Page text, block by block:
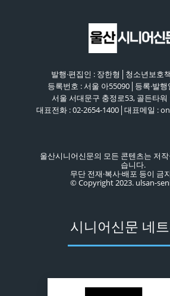
발행·편집인 : 장한형│청소년보호
등록번호 : 서울 아55090│등록·발행
서울 서대문구 충정로53, 골든타워
대표전화 : 02-2654-1400│대표메일 :
울산시니어신문의 모든 콘텐츠는 저
습니다.
무단 전재·복사·배포 등이 금
© Copyright 2023. ulsan-
시니어신문 네